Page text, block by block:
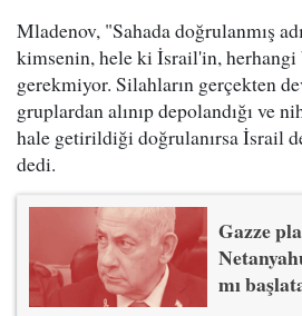
Mladenov, "Sahada doğrulanmış
kimsenin, hele ki İsrail'in, herhangi
gerekmiyor. Silahların gerçekten
gruplardan alınıp depolandığı ve
hale getirildiği doğrulanırsa İsrail
dedi.
Gazze
mı